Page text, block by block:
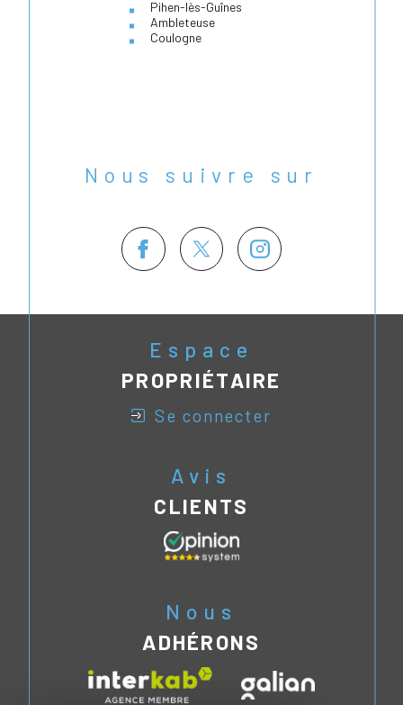
Pihen-lès-Guînes
Ambleteuse
Coulogne
Nous suivre sur
Espace
PROPRIÉTAIRE
se connecter
Avis
CLIENTS
Nous
ADHÉRONS